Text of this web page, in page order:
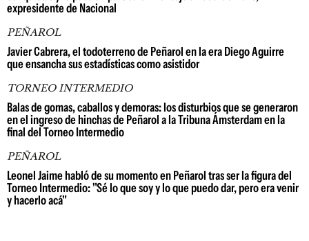
expresidente de Nacional
PEÑAROL
Javier Cabrera, el todoterreno de Peñarol en la era Diego Aguirre
que ensancha sus estadísticas como asistidor
TORNEO INTERMEDIO
Balas de gomas, caballos y demoras: los disturbios que se generaron
en el ingreso de hinchas de Peñarol a la Tribuna Ámsterdam en la
final del Torneo Intermedio
PEÑAROL
Leonel Jaime habló de su momento en Peñarol tras ser la figura del
Torneo Intermedio: "Sé lo que soy y lo que puedo dar, pero era venir
y hacerlo acá"